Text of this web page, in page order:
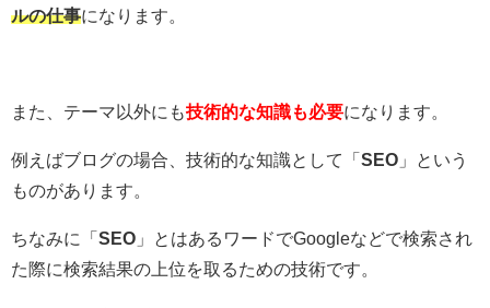
ルの仕事になります。
また、テーマ以外にも技術的な知識も必要になります。
例えばブログの場合、技術的な知識として「 SEO 」という
ものがあります。
ちなみに「 SEO 」とはあるワードでGoogleなどで検索され
た際に検索結果の上位を取るための技術です。